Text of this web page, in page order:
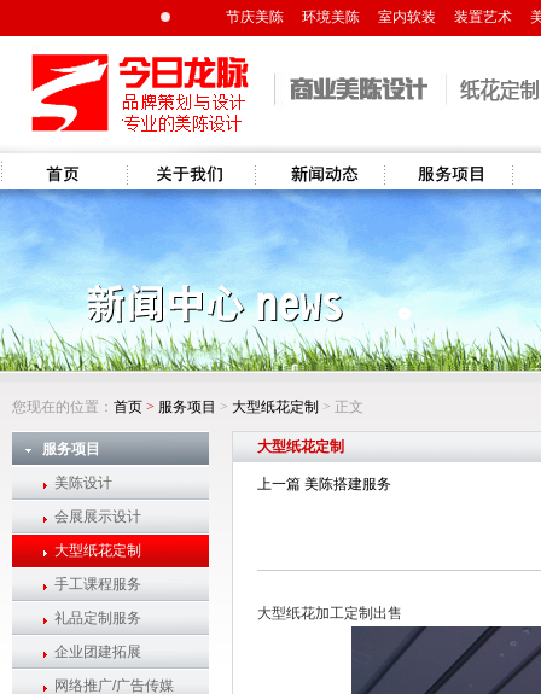
节庆美陈 环境美陈 室内软装 装置艺术
新闻资讯 解
您现在的位置： 首页 > 服务项目 > 大型纸花定制 > 正文
服务项目
美陈设计
会展展示设计
大型纸花定制
手工课程服务
礼品定制服务
企业团建拓展
网络推广/广告传媒
大型纸花定制
上一篇 美陈搭建服务
大型纸花加工定制出售